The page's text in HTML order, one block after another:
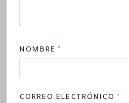
NOMBRE*
CORREO ELECTRÓNICO*